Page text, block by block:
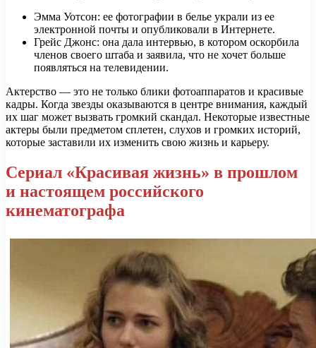
Эмма Уотсон: ее фотографии в белье украли из ее
электронной почты и опубликовали в Интернете.
Грейс Джонс: она дала интервью, в котором оскорбила
членов своего штаба и заявила, что не хочет больше
появляться на телевидении.
Актерство — это не только блики фотоаппаратов и красивые
кадры. Когда звезды оказываются в центре внимания, каждый
их шаг может вызвать громкий скандал. Некоторые известные
актеры были предметом сплетен, слухов и громких историй,
которые заставили их изменить свою жизнь и карьеру.
Сериал «Красивая жизнь» в прошлом
и настоящем российского
кинематографа